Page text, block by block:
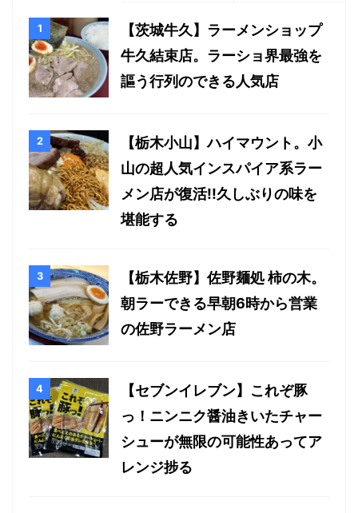
【茨城牛久】ラーメンショップ
牛久結束店。ラーショ界最強を
謳う行列のできる人気店
【栃木小山】ハイマウント。小
山の超人気インスパイア系ラー
メン店が復活!!久しぶりの味を
堪能する
【栃木佐野】佐野麺処 柿の木。
朝ラーできる早朝6時から営業
の佐野ラーメン店
【セブンイレブン】これぞ豚
っ！ニンニク醤油きいたチャー
シューが無限の可能性あってア
レンジ捗る